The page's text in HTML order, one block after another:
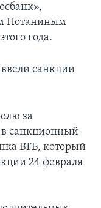
Потаниным
года.
санкции
за
санкционный
ВТБ, который
24 февраля